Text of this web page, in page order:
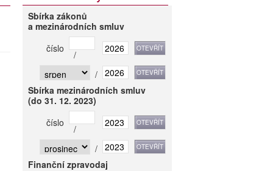
Sbírka zákonů
a mezinárodních smluv
číslo
/
/
Sbírka mezinárodních smluv
(do 31. 12. 2023)
číslo
/
/
Finanční zpravodaj